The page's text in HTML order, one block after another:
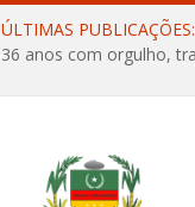
ÚLTIMAS PUBLICAÇÕES: